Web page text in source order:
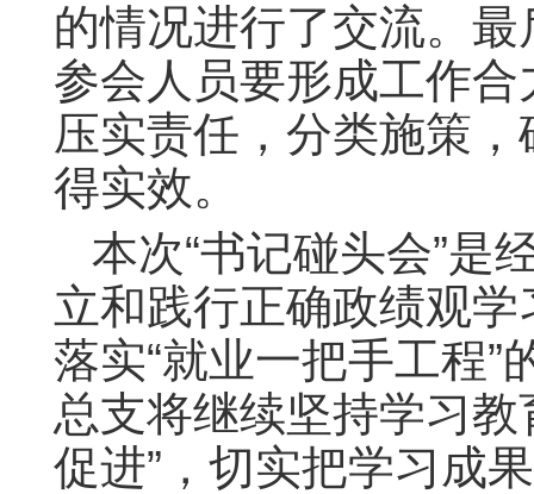
的情况进行了交流。
参会人员要形成工作
压实责任，分类施策
得实效。
本次“书记碰头会”是
立和践行正确政绩观
落实“就业一把手工程
总支将继续坚持学习
促进”，切实把学习成